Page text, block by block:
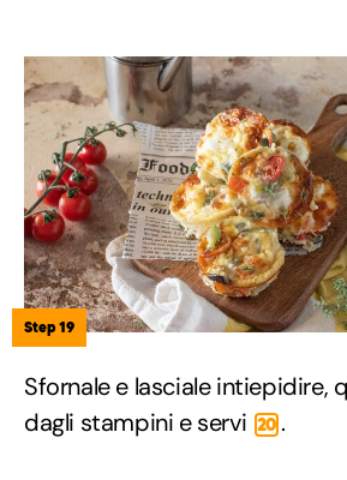
Step 19
Sfornale e lasciale intiepidire,
dagli stampini e servi 20 .